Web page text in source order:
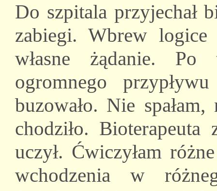
Do szpitala przyjechał
zabiegi. Wbrew
własne żądanie. Po
ogromnego
buzowało. Nie
chodziło. Bioterapeuta
uczył. Ćwiczyłam
wchodzenia w